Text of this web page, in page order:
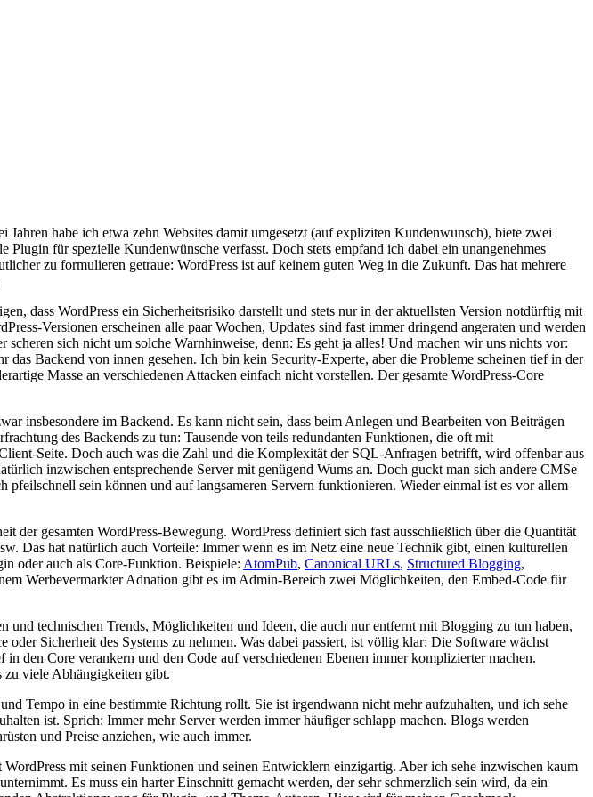
Jahren habe ich etwa zehn Websites damit umgesetzt (auf expliziten Kundenwunsch), biete zwei
für spezielle Kundenwünsche verfasst. Doch stets empfand ich dabei ein unangenehmes
zu formulieren getraue: WordPress ist auf keinem guten Weg in die Zukunft. Das hat mehrere
dass WordPress ein Sicherheitsrisiko darstellt und stets nur in der aktuellsten Version notdürftig mit
Versionen erscheinen alle paar Wochen, Updates sind fast immer dringend angeraten und werden
sich nicht um solche Warnhinweise, denn: Es geht ja alles! Und machen wir uns nichts vor:
das Backend von innen gesehen. Ich bin kein Security-Experte, aber die Probleme scheinen tief in der
Masse an verschiedenen Attacken einfach nicht vorstellen. Der gesamte WordPress-Core
insbesondere im Backend. Es kann nicht sein, dass beim Anlegen und Bearbeiten von Beiträgen
des Backends zu tun: Tausende von teils redundanten Funktionen, die oft mit
Seite. Doch auch was die Zahl und die Komplexität der SQL-Anfragen betrifft, wird offenbar aus
inzwischen entsprechende Server mit genügend Wums an. Doch guckt man sich andere CMSe
sein können und auf langsameren Servern funktionieren. Wieder einmal ist es vor allem
der gesamten WordPress-Bewegung. WordPress definiert sich fast ausschließlich über die Quantität
Das hat natürlich auch Vorteile: Immer wenn es im Netz eine neue Technik gibt, einen kulturellen
oder auch als Core-Funktion. Beispiele: AtomPub, Canonical URLs, Structured Blogging,
Werbevermarkter Adnation gibt es im Admin-Bereich zwei Möglichkeiten, den Embed-Code für
technischen Trends, Möglichkeiten und Ideen, die auch nur entfernt mit Blogging zu tun haben,
Sicherheit des Systems zu nehmen. Was dabei passiert, ist völlig klar: Die Software wächst
den Core verankern und den Code auf verschiedenen Ebenen immer komplizierter machen.
zu viele Abhängigkeiten gibt.
Tempo in eine bestimmte Richtung rollt. Sie ist irgendwann nicht mehr aufzuhalten, und ich sehe
ist. Sprich: Immer mehr Server werden immer häufiger schlapp machen. Blogs werden
und Preise anziehen, wie auch immer.
mit seinen Funktionen und seinen Entwicklern einzigartig. Aber ich sehe inzwischen kaum
Es muss ein harter Einschnitt gemacht werden, der sehr schmerzlich sein wird, da ein